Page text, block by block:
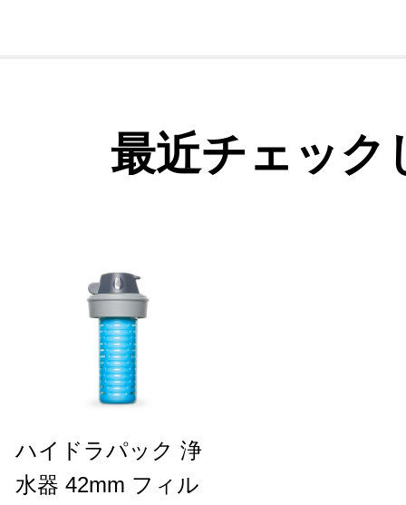
最近チェック
ハイドラパック 浄
水器 42mm フィル